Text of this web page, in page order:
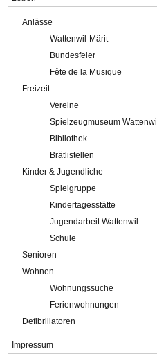
Anlässe
Wattenwil-Märit
Bundesfeier
Fête de la Musique
Freizeit
Vereine
Spielzeugmuseum Wattenwil
Bibliothek
Brätlistellen
Kinder & Jugendliche
Spielgruppe
Kindertagesstätte
Jugendarbeit Wattenwil
Schule
Senioren
Wohnen
Wohnungssuche
Ferienwohnungen
Defibrillatoren
Impressum